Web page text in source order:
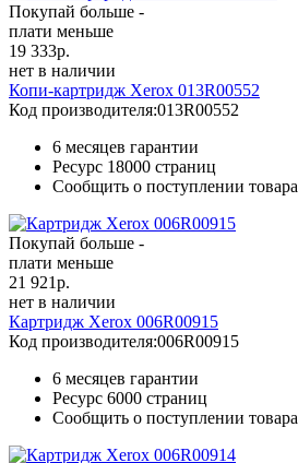
Покупай больше -
плати меньше
19 333р.
нет в наличии
Копи-картридж Xerox 013R00552
Код производителя:013R00552
6 месяцев гарантии
Ресурс 18000 страниц
Сообщить о поступлении товара
Покупай больше -
плати меньше
21 921р.
нет в наличии
Картридж Xerox 006R00915
Код производителя:006R00915
6 месяцев гарантии
Ресурс 6000 страниц
Сообщить о поступлении товара